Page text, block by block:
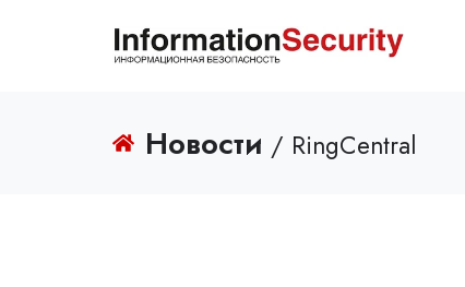
Новости / RingCentral